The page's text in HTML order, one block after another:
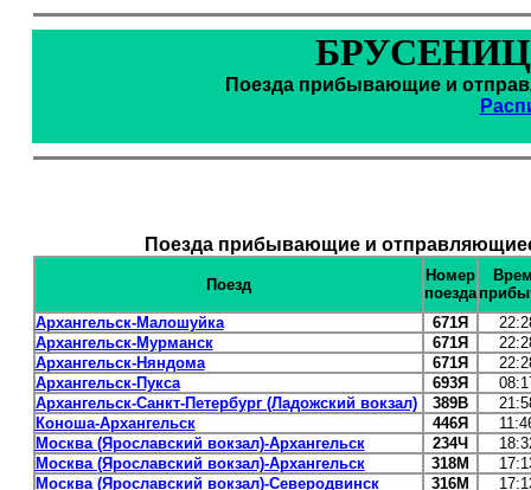
Поезда прибывающие и
Поезда прибывающие и
Поезд
Номер
поезда
Архангельск-Малошуйка
671Я
Архангельск-Мурманск
671Я
Архангельск-Няндома
671Я
Архангельск-Пукса
693Я
Архангельск-Санкт-Петербург (Ладожский вокзал)
389В
Коноша-Архангельск
446Я
Москва (Ярославский вокзал)-Архангельск
234Ч
Москва (Ярославский вокзал)-Архангельск
318М
Москва (Ярославский вокзал)-Северодвинск
316М